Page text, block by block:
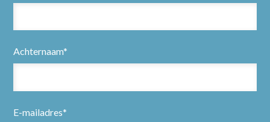
Achternaam*
E-mailadres*